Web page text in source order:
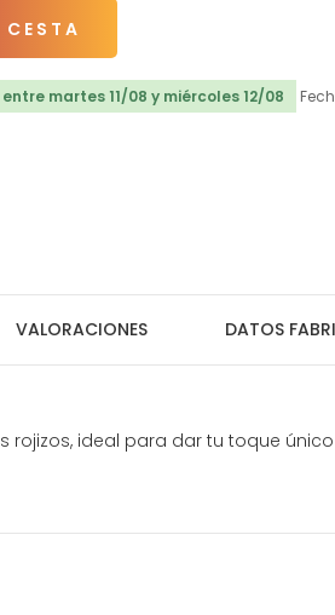
martes 11/08 y miércoles 12/08
VALORACIONES DATOS
rojizos, ideal para dar tu toque